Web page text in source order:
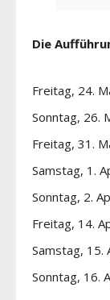
Die
Freitag, 24.
Sonntag, 26.
Freitag, 31.
Samstag, 1.
Sonntag, 2.
Freitag, 14.
Samstag, 15.
Sonntag, 16.